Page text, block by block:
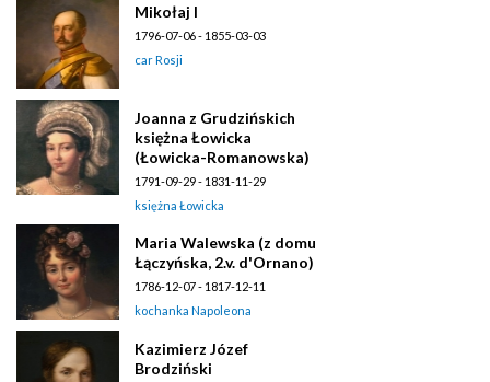
Mikołaj I
1796-07-06 - 1855-03-03
car Rosji
Joanna z Grudzińskich
księżna Łowicka
(Łowicka-Romanowska)
1791-09-29 - 1831-11-29
księżna Łowicka
Maria Walewska (z domu
Łączyńska, 2.v. d'Ornano)
1786-12-07 - 1817-12-11
kochanka Napoleona
Kazimierz Józef
Brodziński